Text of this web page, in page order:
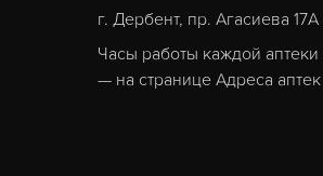
г. Дербент, пр. Агасиева 17А
Часы работы каждой аптеки
— на странице Адреса аптек